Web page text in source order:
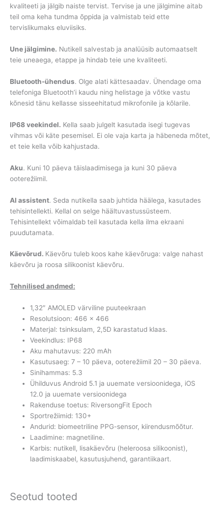
kvaliteeti ja jälgib naiste tervist. Tervise ja une jälgimine aitab
teil oma keha tundma õppida ja valmistab teid ette
tervislikumaks eluviisiks.
Une jälgimine. Nutikell salvestab ja analüüsib automaatselt
teie uneaega, etappe ja hindab teie une kvaliteeti.
Bluetooth-ühendus. Olge alati kättesaadav. Ühendage oma
telefoniga Bluetooth’i kaudu ning helistage ja võtke vastu
kõnesid tänu kellasse sisseehitatud mikrofonile ja kõlarile.
IP68 veekindel. Kella saab julgelt kasutada isegi tugevas
vihmas või käte pesemisel. Ei ole vaja karta ja häbeneda mõtet,
et teie kella võib kahjustada.
Aku. Kuni 10 päeva täislaadimisega ja kuni 30 päeva
ooterežiimil.
AI assistent. Seda nutikella saab juhtida häälega, kasutades
tehisintellekti. Kellal on selge häältuvastussüsteem.
Tehisintellekt võimaldab teil kasutada kella ilma ekraani
puudutamata.
Käevõrud. Käevõru tuleb koos kahe käevõruga: valge nahast
käevõru ja roosa silikoonist käevõru.
Tehnilised andmed:
1,32″ AMOLED värviline puuteekraan
Resolutsioon: 466 x 466
Materjal: tsinksulam, 2,5D karastatud klaas.
Veekindlus: IP68
Aku mahutavus: 220 mAh
Kasutusaeg: 7 – 10 päeva, ooterežiimil 20 – 30 päeva.
Sinihammas: 5.3
Ühilduvus Android 5.1 ja uuemate versioonidega, iOS
12.0 ja uuemate versioonidega
Rakenduse toetus: RiversongFit Epoch
Sportrežiimid: 130+
Andurid: biomeetriline PPG-sensor, kiirendusmõõtur.
Laadimine: magnetiline.
Karbis: nutikell, lisakäevõru (heleroosa silikoonist),
laadimiskaabel, kasutusjuhend, garantiikaart.
Seotud tooted